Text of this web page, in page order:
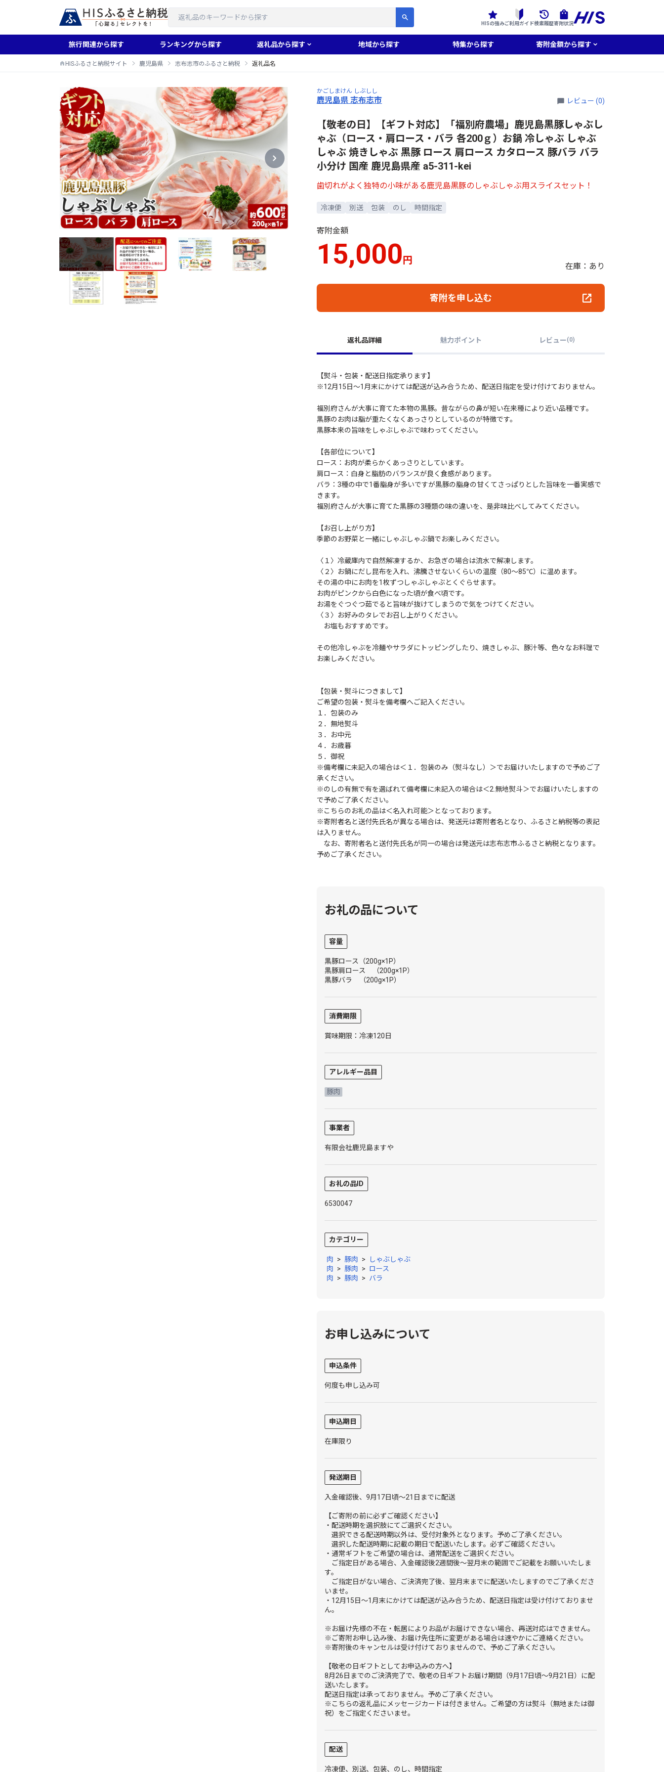
HISの強みご利用ガイド検索履歴寄附状況
旅行関連から探す ランキングから探す 返礼品から探す 地域から探す 特集から探す 寄附金額から探す
HISふるさと納税サイト 鹿児島県 志布志市のふるさと納税 返礼品名
かごしまけん しぶしし
鹿児島県 志布志市 レビュー (0)
【敬老の日】【ギフト対応】「福別府農場」鹿児島黒豚しゃぶし
ゃぶ（ロース・肩ロース・バラ 各200ｇ）お鍋 冷しゃぶ しゃぶ
しゃぶ 焼きしゃぶ 黒豚 ロース 肩ロース カタロース 豚バラ バラ
小分け 国産 鹿児島県産 a5-311-kei
歯切れがよく独特の小味がある鹿児島黒豚のしゃぶしゃぶ用スライスセット！
冷凍便 別送 包装 のし 時間指定
寄附金額
15,000円
在庫：あり
寄附を申し込む
返礼品詳細 魅力ポイント レビュー(0)
【熨斗・包装・配送日指定承ります】
※12月15日～1月末にかけては配送が込み合うため、配送日指定を受け付けておりません。
福別府さんが大事に育てた本物の黒豚。昔ながらの鼻が短い在来種により近い品種です。
黒豚のお肉は脂が重たくなくあっさりとしているのが特徴です。
黒豚本来の旨味をしゃぶしゃぶで味わってください。
【各部位について】
ロース：お肉が柔らかくあっさりとしています。
肩ロース：白身と脂肪のバランスが良く食感があります。
バラ：3種の中で1番脂身が多いですが黒豚の脂身の甘くてさっぱりとした旨味を一番実感で
きます。
福別府さんが大事に育てた黒豚の3種類の味の違いを、是非味比べしてみてください。
【お召し上がり方】
季節のお野菜と一緒にしゃぶしゃぶ鍋でお楽しみください。
〈１〉冷蔵庫内で自然解凍するか、お急ぎの場合は流水で解凍します。
〈２〉お鍋にだし昆布を入れ、沸騰させないくらいの温度（80～85℃）に温めます。
その湯の中にお肉を1枚ずつしゃぶしゃぶとくぐらせます。
お肉がピンクから白色になった頃が食べ頃です。
お湯をぐつぐつ茹でると旨味が抜けてしまうので気をつけてください。
〈３〉お好みのタレでお召し上がりください。
お塩もおすすめです。
その他冷しゃぶを冷麺やサラダにトッピングしたり、焼きしゃぶ、豚汁等、色々なお料理で
お楽しみください。
【包装・熨斗につきまして】
ご希望の包装・熨斗を備考欄へご記入ください。
１．包装のみ
２．無地熨斗
３．お中元
４．お歳暮
５．御祝
※備考欄に未記入の場合は＜１．包装のみ（熨斗なし）＞でお届けいたしますので予めご了
承ください。
※のしの有無で有を選ばれて備考欄に未記入の場合は＜2.無地熨斗＞でお届けいたしますの
で予めご了承ください。
※こちらのお礼の品は＜名入れ可能＞となっております。
※寄附者名と送付先氏名が異なる場合は、発送元は寄附者名となり、ふるさと納税等の表記
は入りません。
なお、寄附者名と送付先氏名が同一の場合は発送元は志布志市ふるさと納税となります。
予めご了承ください。
お礼の品について
容量
黒豚ロース（200g×1P）
黒豚肩ロース （200g×1P）
黒豚バラ （200g×1P）
消費期限
賞味期限：冷凍120日
アレルギー品目
豚肉
事業者
有限会社鹿児島ますや
お礼の品ID
6530047
カテゴリー
肉 > 豚肉 >
しゃぶしゃぶ
肉 > 豚肉 > ロース
肉 > 豚肉 > バラ
お申し込みについて
申込条件
何度も申し込み可
申込期日
在庫限り
発送期日
入金確認後、9月17日頃～21日までに配送
【ご寄附の前に必ずご確認ください】
・配送時期を選択肢にてご選択ください。
選択できる配送時期以外は、受付対象外となります。予めご了承ください。
選択した配送時期に記載の期日で配送いたします。必ずご確認ください。
・通常ギフトをご希望の場合は、通常配送をご選択ください。
ご指定日がある場合、入金確認後2週間後～翌月末の範囲でご記載をお願いいたしま
す。
ご指定日がない場合、ご決済完了後、翌月末までに配送いたしますのでご了承くださ
いませ。
・12月15日～1月末にかけては配送が込み合うため、配送日指定は受け付けておりませ
ん。
※お届け先様の不在・転居によりお品がお届けできない場合、再送対応はできません。
※ご寄附お申し込み後、お届け先住所に変更がある場合は速やかにご連絡ください。
※寄附後のキャンセルは受け付けておりませんので、予めご了承ください。
【敬老の日ギフトとしてお申込みの方へ】
8月26日までのご決済完了で、敬老の日ギフトお届け期間（9月17日頃～9月21日）に配
送いたします。
配送日指定は承っておりません。予めご了承ください。
※こちらの返礼品にメッセージカードは付きません。ご希望の方は熨斗（無地または御
祝）をご指定くださいませ。
配送
冷凍便、別送、包装、のし、時間指定